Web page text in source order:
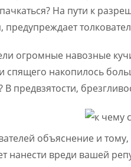
На пути к
предупреждает
огромные навозные
спящего накопилось
В предвзятости,
объяснение и
нанести вреди вашей